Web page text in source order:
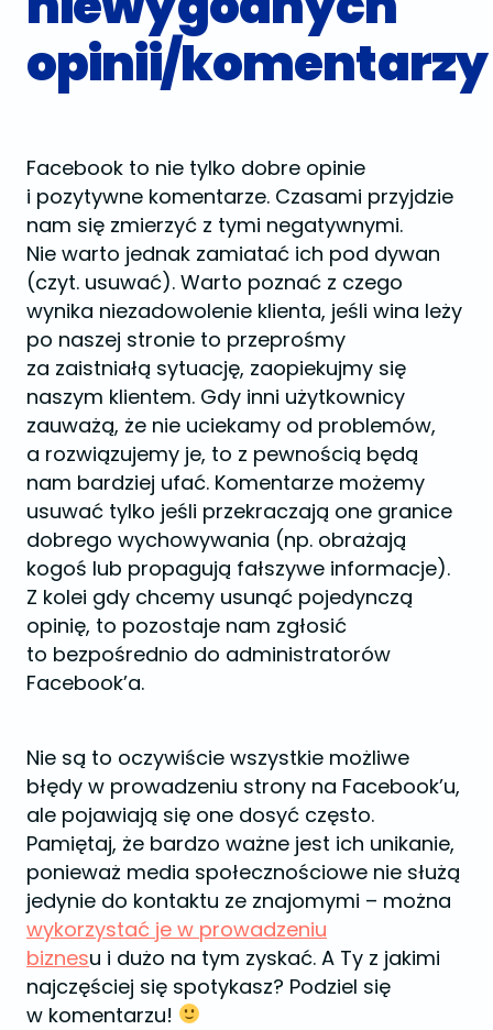
opinii/komentarzy
Facebook to nie tylko dobre opinie
i pozytywne komentarze. Czasami przyjdzie
nam się zmierzyć z tymi negatywnymi.
Nie warto jednak zamiatać ich pod dywan
(czyt. usuwać). Warto poznać z czego
wynika niezadowolenie klienta, jeśli wina leży
po naszej stronie to przeprośmy
za zaistniałą sytuację, zaopiekujmy się
naszym klientem. Gdy inni użytkownicy
zauważą, że nie uciekamy od problemów,
a rozwiązujemy je, to z pewnością będą
nam bardziej ufać. Komentarze możemy
usuwać tylko jeśli przekraczają one granice
dobrego wychowywania (np. obrażają
kogoś lub propagują fałszywe informacje).
Z kolei gdy chcemy usunąć pojedynczą
opinię, to pozostaje nam zgłosić
to bezpośrednio do administratorów
Facebook’a.
Nie są to oczywiście wszystkie możliwe
błędy w prowadzeniu strony na Facebook’u,
ale pojawiają się one dosyć często.
Pamiętaj, że bardzo ważne jest ich unikanie,
ponieważ media społecznościowe nie służą
jedynie do kontaktu ze znajomymi – można
wykorzystać je w prowadzeniu
biznesu i dużo na tym zyskać. A Ty z jakimi
najczęściej się spotykasz? Podziel się
w komentarzu!